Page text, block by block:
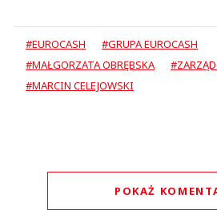
#EUROCASH
#GRUPA EUROCASH
#MAŁGORZATA OBRĘBSKA
#MARCIN CELEJOWSKI
POKAŻ